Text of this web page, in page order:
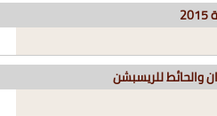
والحائط للريسبشن